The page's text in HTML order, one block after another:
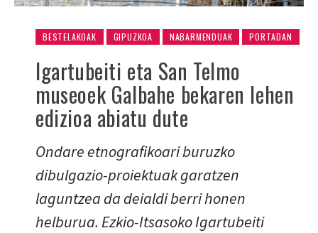
BESTELAKOAK GIPUZKOA NABARMENDUAK PORTADAN
Igartubeiti eta San Telmo
museoek Galbahe bekaren lehen
edizioa abiatu dute
Ondare etnografikoari buruzko
dibulgazio-proiektuak garatzen
laguntzea da deialdi berri honen
helburua. Ezkio-Itsasoko Igartubeiti